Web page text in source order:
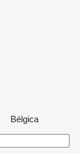
Bélgica